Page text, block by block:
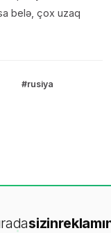
belə, çox uzaq
#rusiya
sizin